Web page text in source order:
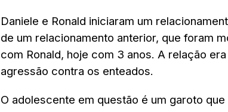
Daniele e Ronald iniciaram um
de um relacionamento anterior, que foram
com Ronald, hoje com 3 anos. A relação
agressão contra os enteados.
O adolescente em questão é um garoto